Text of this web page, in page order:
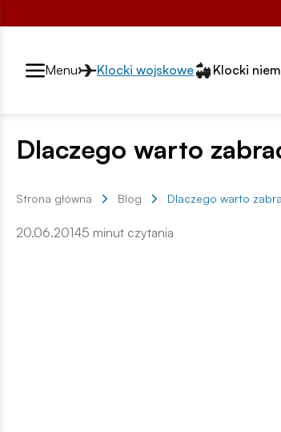
Przełącznik segmentów2
Menu Klocki wojskowe Klocki
Dlaczego warto
Strona główna Blog Dlaczego warto
20.06.20145 minut czytania